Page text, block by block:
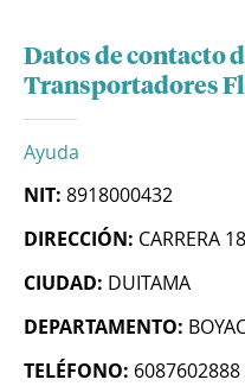
Datos de contacto
Transportadores
Ayuda
NIT: 8918000432
DIRECCIÓN: CARRERA
CIUDAD: DUITAMA
DEPARTAMENTO:
TELÉFONO: 6087602888